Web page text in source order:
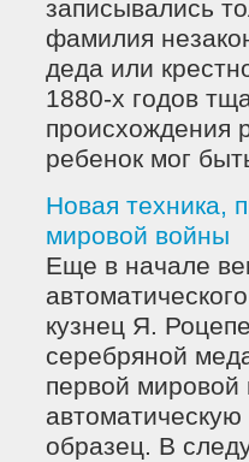
записывались
фамилия
деда или
1880-х годов
происхождения
ребенок мог
Новая техника,
мировой войны
Еще в начале
кузнец Я.
серебряной
первой мировой
образец. В